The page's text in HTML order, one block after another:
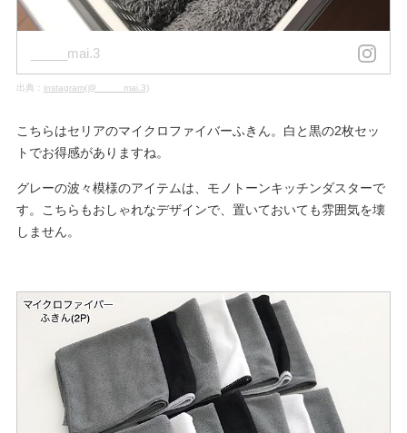
_____mai.3
出典： instagram(@_____mai.3)
こちらはセリアのマイクロファイバーふきん。白と黒の2枚セッ
トでお得感がありますね。
グレーの波々模様のアイテムは、モノトーンキッチンダスターで
す。こちらもおしゃれなデザインで、置いておいても雰囲気を壊
しません。